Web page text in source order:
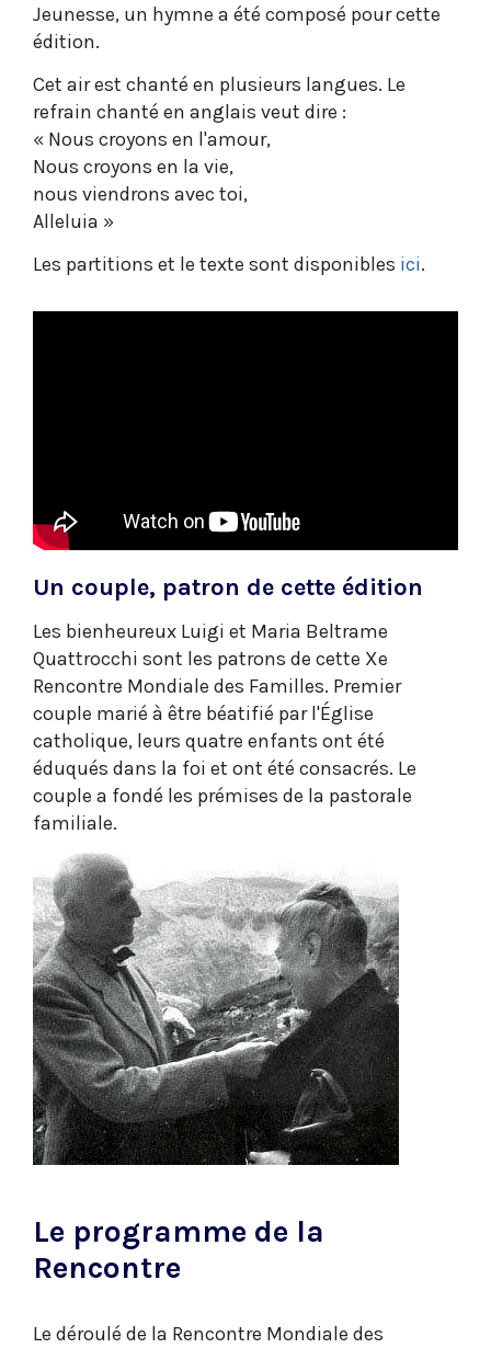
Jeunesse, un hymne a été composé pour cette
édition.
Cet air est chanté en plusieurs langues. Le
refrain chanté en anglais veut dire :
« Nous croyons en l'amour,
Nous croyons en la vie,
nous viendrons avec toi,
Alleluia »
Les partitions et le texte sont disponibles ici.
Un couple, patron de cette édition
Les bienheureux Luigi et Maria Beltrame
Quattrocchi sont les patrons de cette Xe
Rencontre Mondiale des Familles. Premier
couple marié à être béatifié par l'Église
catholique, leurs quatre enfants ont été
éduqués dans la foi et ont été consacrés. Le
couple a fondé les prémises de la pastorale
familiale.
Le programme de la
Rencontre
Le déroulé de la Rencontre Mondiale des